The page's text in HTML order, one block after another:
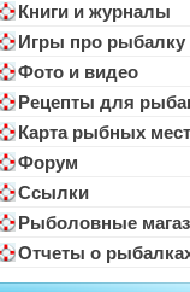
Книги и журналы
Игры про рыбалку
Фото и видео
Рецепты для
Карта рыбных мест
Форум
Ссылки
Рыболовные
Отчеты о